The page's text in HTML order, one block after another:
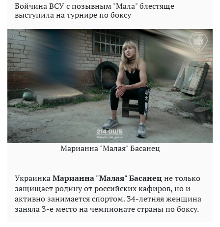
Бойчина ВСУ с позывным "Мала" блестяще
выступила на турнире по боксу
Марианна "Малая" Басанец
УкраинкаМарианна "Малая" Басанецне только
защищает родину от российских кафиров, но и
активно занимается спортом. 34-летняя женщина
заняла 3-е место на чемпионате страны по боксу.